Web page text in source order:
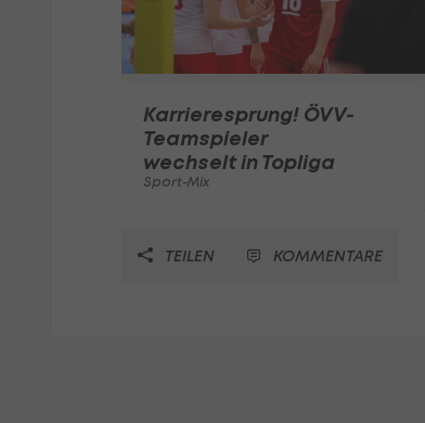
Karrieresprung! ÖVV-
Teamspieler
wechselt in Topliga
Sport-Mix
TEILEN KOMMENTARE